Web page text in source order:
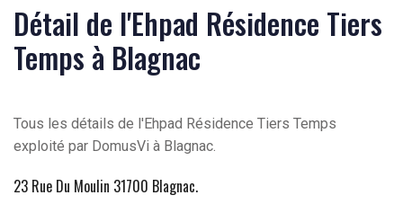
Détail de l'Ehpad Résidence Tiers
Temps à Blagnac
Tous les détails de l'Ehpad Résidence Tiers Temps
exploité par DomusVi à Blagnac.
23 Rue Du Moulin 31700 Blagnac.